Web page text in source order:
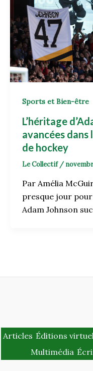
Sports et Bien-être
L’héritage
avancées dans
de hockey
Le Collectif /
Par Amélia
presque jour
Adam Johnson
Articles Éditions
Multimédia